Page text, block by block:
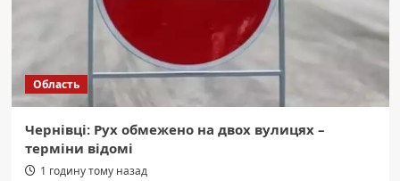
Область
Чернівці: Рух обмежено на двох вулицях –
терміни відомі
1 годину тому назад